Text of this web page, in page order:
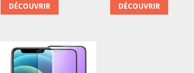
DÉCOUVRIR
DÉCOUVRIR